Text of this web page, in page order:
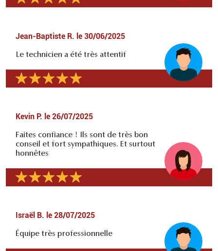
Jean-Baptiste R. le 30/06/2025
Le technicien a été très attentif
Kevin P. le 26/07/2025
Faites confiance ! Ils sont de très bon
conseil et fort sympathiques. Et surtout
honnêtes
Israël B. le 28/07/2025
Équipe très professionnelle